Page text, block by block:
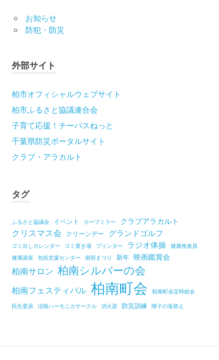
お知らせ
防犯・防災
外部サイト
柏市オフィシャルウェブサイト
柏市ふるさと協議連合会
子育て応援！チーパスねっと
千葉県防災ポータルサイト
クラブ・アラカルト
タグ
ふるさと協議会 イベント カーブミラー クラブアラカルト
クリスマス会 クリーンデー グランドゴルフ
ゴミ出しカレンダー ゴミ置き場 プリンター ラジオ体操 健康推進員
健康講座 包括支援センター 南部まつり 新年 映画鑑賞会
柏南サロン 柏南シルバーの会
柏南フェスティバル 柏南町会
柏南町会定時総会
民生委員
沼南ハーモニカサークル 消火器 防災訓練 障子の張替え